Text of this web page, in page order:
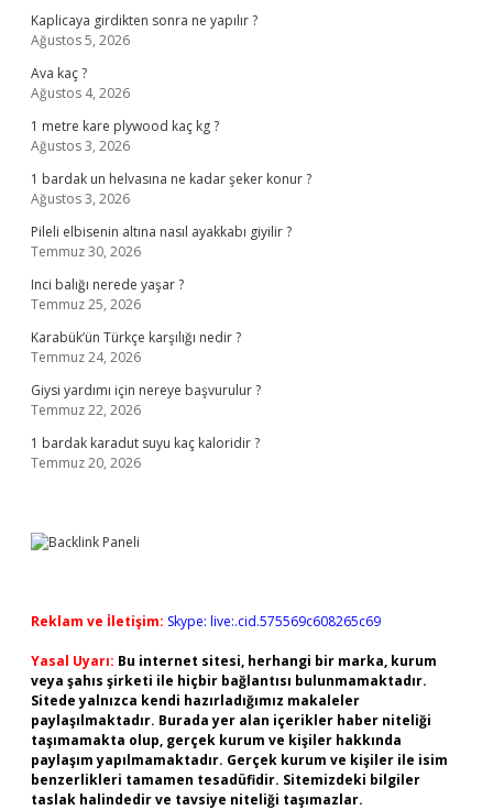
Kaplicaya girdikten sonra ne yapılır ?
Ağustos 5, 2026
Ava kaç ?
Ağustos 4, 2026
1 metre kare plywood kaç kg ?
Ağustos 3, 2026
1 bardak un helvasına ne kadar şeker konur ?
Ağustos 3, 2026
Pileli elbisenin altına nasıl ayakkabı giyilir ?
Temmuz 30, 2026
Inci balığı nerede yaşar ?
Temmuz 25, 2026
Karabük’ün Türkçe karşılığı nedir ?
Temmuz 24, 2026
Giysi yardımı için nereye başvurulur ?
Temmuz 22, 2026
1 bardak karadut suyu kaç kaloridir ?
Temmuz 20, 2026
Reklam ve İletişim: Skype: live:.cid.575569c608265c69
Yasal Uyarı: Bu internet sitesi, herhangi bir marka, kurum
veya şahıs şirketi ile hiçbir bağlantısı bulunmamaktadır.
Sitede yalnızca kendi hazırladığımız makaleler
paylaşılmaktadır. Burada yer alan içerikler haber niteliği
taşımamakta olup, gerçek kurum ve kişiler hakkında
paylaşım yapılmamaktadır. Gerçek kurum ve kişiler ile isim
benzerlikleri tamamen tesadüfidir. Sitemizdeki bilgiler
taslak halindedir ve tavsiye niteliği taşımazlar.